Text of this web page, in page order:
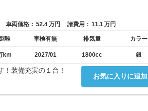
車両価格： 52.4万円 諸費用： 11.1万円
離 車検有無 排気量 カラー
km 2027/01 1800cc 銀
お気に入りに追加
！装備充実の１台！